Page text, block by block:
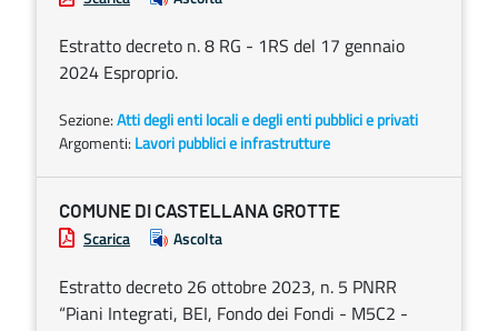
Estratto decreto n. 8 RG - 1RS del 17 gennaio
2024 Esproprio.
Sezione:Atti degli enti locali e degli enti pubblici e privati
Argomenti: Lavori pubblici e infrastrutture
COMUNE DI CASTELLANA GROTTE
Scarica Ascolta
Estratto decreto 26 ottobre 2023, n. 5 PNRR
“Piani Integrati, BEI, Fondo dei Fondi - M5C2 -